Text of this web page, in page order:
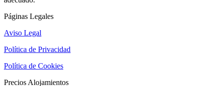
Páginas Legales
Aviso Legal
Política de Privacidad
Política de Cookies
Precios Alojamientos